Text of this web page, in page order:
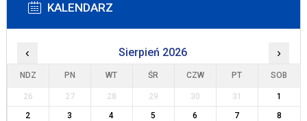
KALENDARZ
‹ Sierpień 2026 ›
NDZ PN WT ŚR CZW PT SOB
26 27 28 29 30 31
1
2
3 4 5 6 7
8